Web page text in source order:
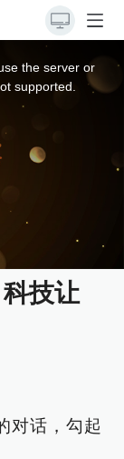
the server or
supported.
技让
对话，勾起